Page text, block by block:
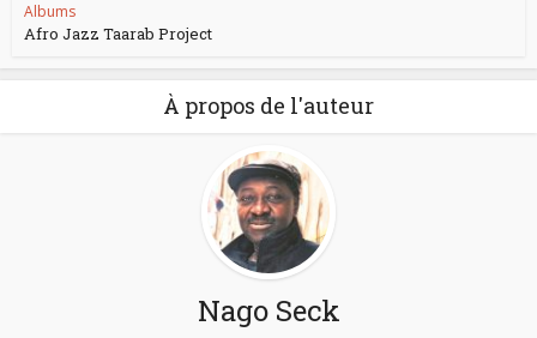
Albums
Afro Jazz Taarab Project
À propos de l'auteur
Nago Seck